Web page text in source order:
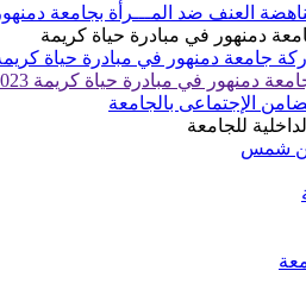
العنف ضد المـــرأة بجامعة
دمنهور في مبادرة حياة كريمة
جامعة دمنهور في مبادرة حياة كريمة
دمنهور في مبادرة حياة كريمة 2023
الإجتماعى بالجامعة
للجامعة
شمس